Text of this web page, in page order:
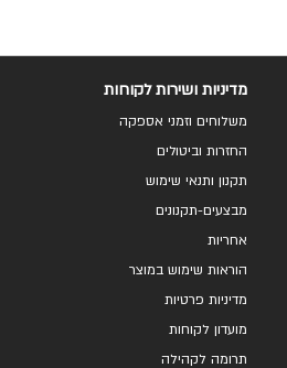
מדיניות ושירות לקוחות
משלוחים וזמני אספקה
החזרות וביטולים
תקנון ותנאי שימוש
מבצעים-תקנונים
אחריות
הוראות שימוש במוצר
מדיניות פרטיות
מועדון לקוחות
תרומה לקהילה